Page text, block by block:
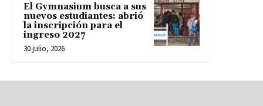
El Gymnasium busca a sus
nuevos estudiantes: abrió
la inscripción para el
ingreso 2027
30 julio, 2026